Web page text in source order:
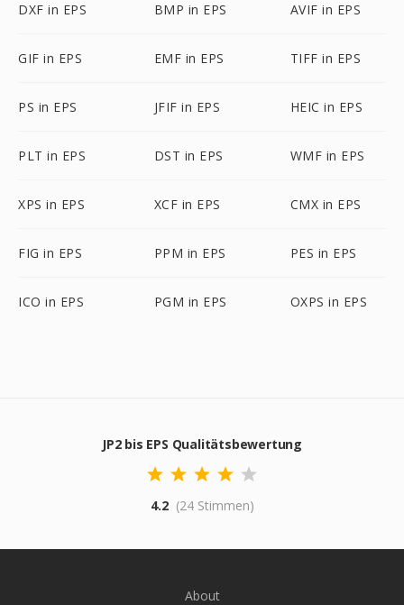
DXF in EPS BMP in EPS AVIF in EPS
GIF in EPS EMF in EPS TIFF in EPS
PS in EPS JFIF in EPS HEIC in EPS
PLT in EPS DST in EPS WMF in EPS
XPS in EPS XCF in EPS CMX in EPS
FIG in EPS PPM in EPS PES in EPS
ICO in EPS PGM in EPS OXPS in EPS
JP2 bis EPS Qualitätsbewertung
4.2 (24 Stimmen)
About